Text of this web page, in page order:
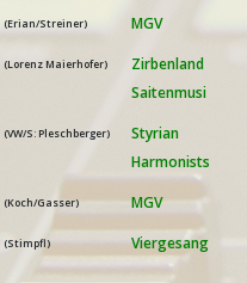
(Erian/Streiner) MGV
(Lorenz Maierhofer)
Zirbenland
Saitenmusi
(VW/S: Pleschberger)
Styrian
Harmonists
(Koch/Gasser) MGV
(Stimpfl) Viergesang